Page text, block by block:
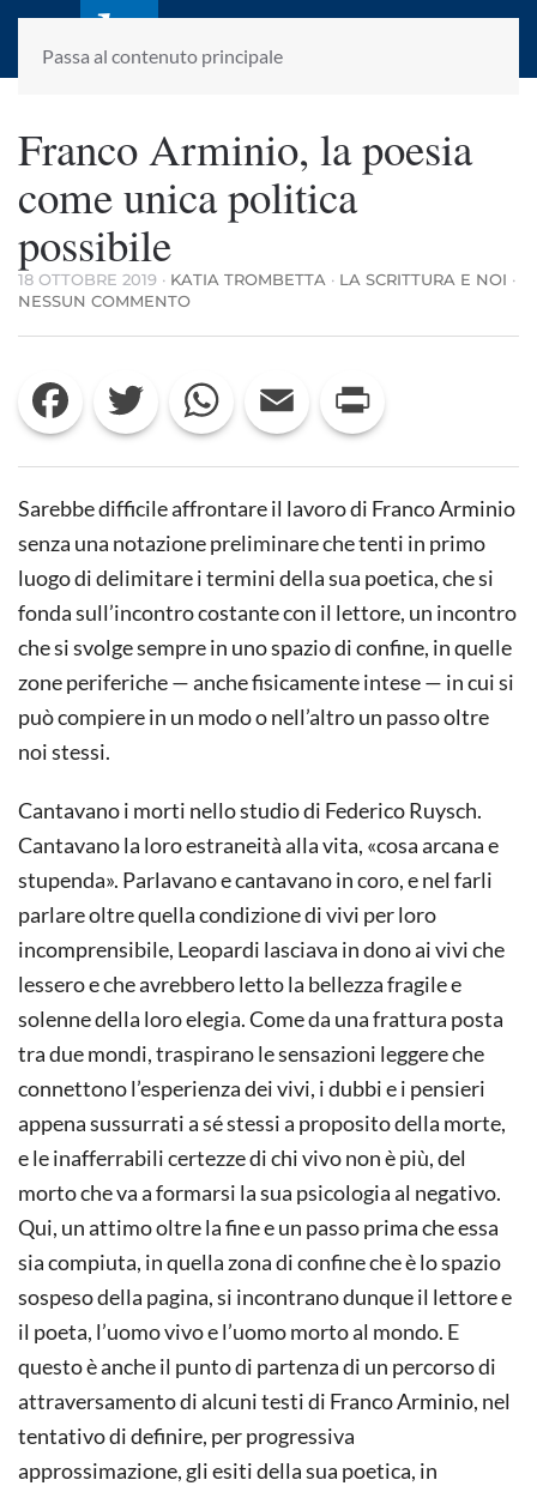
Passa al contenuto principale
laletteraturaenoi.it
fondato da Romano Luperini
Franco Arminio, la poesia
come unica politica
possibile
18 OTTOBRE 2019 · KATIA TROMBETTA · LA SCRITTURA E NOI ·
NESSUN COMMENTOSU
ARMINIO,
POESIA
COME
UNICA
POSSIBILE
Facebook Twitter WhatsApp Email
Sarebbe difficile affrontare il lavoro di Franco Arminio
senza una notazione preliminare che tenti in primo
luogo di delimitare i termini della sua poetica, che si
fonda sull’incontro costante con il lettore, un incontro
che si svolge sempre in uno spazio di confine, in quelle
zone periferiche — anche fisicamente intese — in cui si
può compiere in un modo o nell’altro un passo oltre
noi stessi.
Cantavano i morti nello studio di Federico Ruysch.
Cantavano la loro estraneità alla vita, «cosa arcana e
stupenda». Parlavano e cantavano in coro, e nel farli
parlare oltre quella condizione di vivi per loro
incomprensibile, Leopardi lasciava in dono ai vivi che
lessero e che avrebbero letto la bellezza fragile e
solenne della loro elegia. Come da una frattura posta
tra due mondi, traspirano le sensazioni leggere che
connettono l’esperienza dei vivi, i dubbi e i pensieri
appena sussurrati a sé stessi a proposito della morte,
e le inafferrabili certezze di chi vivo non è più, del
morto che va a formarsi la sua psicologia al negativo.
Qui, un attimo oltre la fine e un passo prima che essa
sia compiuta, in quella zona di confine che è lo spazio
sospeso della pagina, si incontrano dunque il lettore e
il poeta, l’uomo vivo e l’uomo morto al mondo. E
questo è anche il punto di partenza di un percorso di
attraversamento di alcuni testi di Franco Arminio, nel
tentativo di definire, per progressiva
approssimazione, gli esiti della sua poetica, in